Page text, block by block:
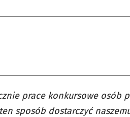
prace konkursowe osób
sposób dostarczyć